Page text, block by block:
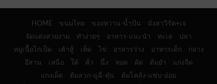
HOME ขนมไทย ของหวาน-น้ำปั่น
มังสาวิรัต+เจ
จัดแต่งสวยงาม
ทำง่ายๆ อาหาร-แนะนำ ทะเล
ปลา
หมูเนื้อไก่เป็ด
เต้าหู้ เห็ด ไข่ อาหารว่าง อาหารเด็ก
กลาง
อีสาน
เหนือ ใต้ คั่ว นึ่ง ทอด ผัด ต้มยำ
แกงจืด
แกงเผ็ด
ต้มลวก-ฉู่ฉี่-ตุ๋น
ต้มโคล้ง-แซ่บ-อ่อม